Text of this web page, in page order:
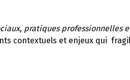
pratiques professionnelles
contextuels et enjeux qui